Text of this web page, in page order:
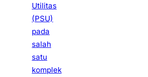
Utilitas
(PSU)
pada
salah
satu
komplek